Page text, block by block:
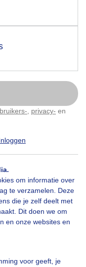
privacy- en
om informatie over
te verzamelen. Deze
die je zelf deelt met
Dit doen we om
en onze websites en
voor geeft, je
druk en perfect
meenemen voor
364x bekeken
later